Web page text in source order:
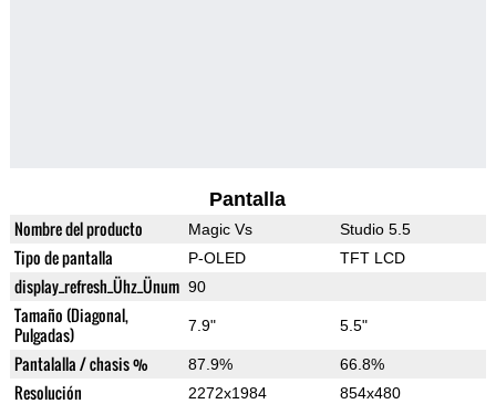
Pantalla
Nombre del producto Magic Vs Studio 5.5
Tipo de pantalla P-OLED TFT LCD
display_refresh_Ühz_Ünum 90
Tamaño (Diagonal,
Pulgadas)
7.9" 5.5"
Pantalalla / chasis % 87.9% 66.8%
Resolución 2272x1984 854x480